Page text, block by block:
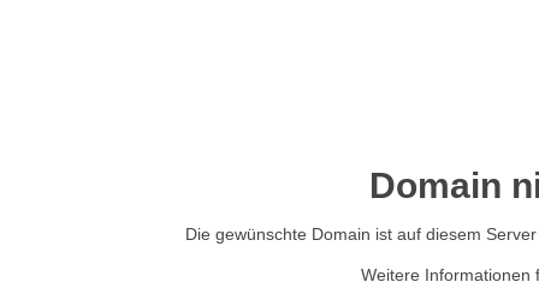
Domain
Die gewünschte Domain ist auf diesem
Weitere Informationen